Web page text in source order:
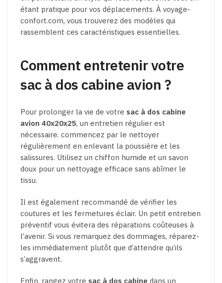
étant pratique pour vos déplacements. À voyage-
confort.com, vous trouverez des modèles qui
rassemblent ces caractéristiques essentielles.
Comment entretenir votre
sac à dos cabine avion ?
Pour prolonger la vie de votre sac à dos cabine
avion 40x20x25, un entretien régulier est
nécessaire. commencez par le nettoyer
régulièrement en enlevant la poussière et les
salissures. Utilisez un chiffon humide et un savon
doux pour un nettoyage efficace sans abîmer le
tissu.
Il est également recommandé de vérifier les
coutures et les fermetures éclair. Un petit entretien
préventif vous évitera des réparations coûteuses à
l’avenir. Si vous remarquez des dommages, réparez-
les immédiatement plutôt que d’attendre qu’ils
s’aggravent.
Enfin, rangez votre sac à dos cabine dans un